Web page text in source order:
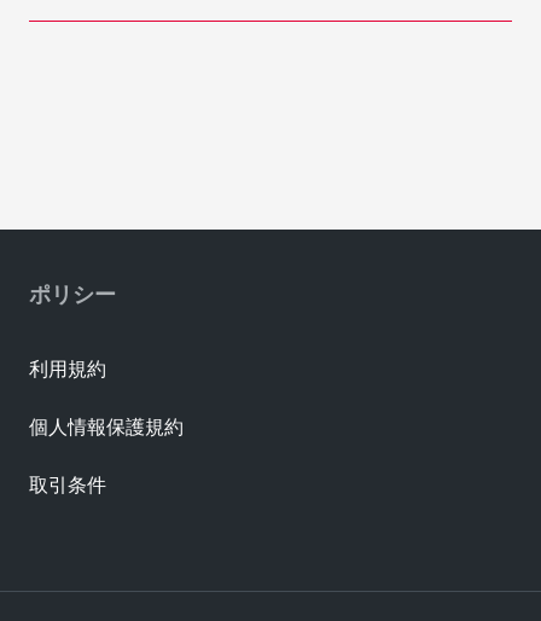
ポリシー
利用規約
個人情報保護規約
取引条件